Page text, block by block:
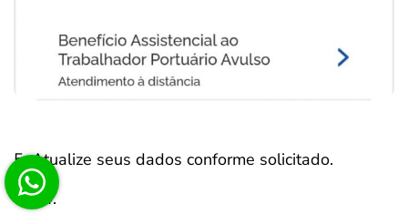
5. Atualize seus dados conforme solicitado.